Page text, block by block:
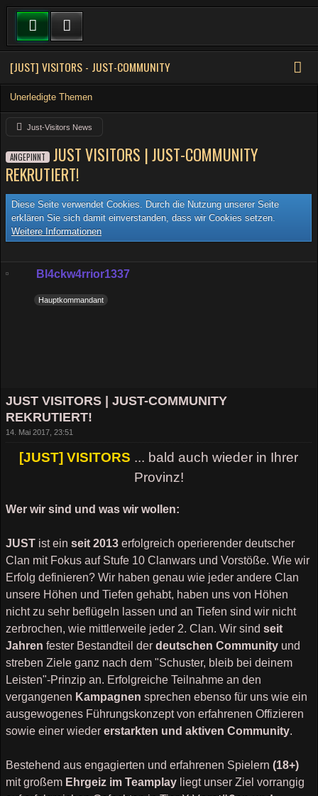
[JUST] VISITORS - JUST-COMMUNITY
Unerledigte Themen
Just-Visitors News
ANGEPINNT
JUST VISITORS | JUST-COMMUNITY
REKRUTIERT!
Diese Seite verwendet Cookies. Durch die Nutzung unserer Seite
erklären Sie sich damit einverstanden, dass wir Cookies setzen.
Weitere Informationen
Bl4ckw4rrior1337
Hauptkommandant
JUST VISITORS | JUST-COMMUNITY
REKRUTIERT!
14. Mai 2017, 23:51
[JUST] VISITORS ... bald auch wieder in Ihrer
Provinz!
Wer wir sind und was wir wollen:
JUST ist ein seit 2013 erfolgreich operierender deutscher
Clan mit Fokus auf Stufe 10 Clanwars und Vorstöße. Wie wir
Erfolg definieren? Wir haben genau wie jeder andere Clan
unsere Höhen und Tiefen gehabt, haben uns von Höhen
nicht zu sehr beflügeln lassen und an Tiefen sind wir nicht
zerbrochen, wie mittlerweile jeder 2. Clan. Wir sind seit
Jahren fester Bestandteil der deutschen Community und
streben Ziele ganz nach dem "Schuster, bleib bei deinem
Leisten"-Prinzip an. Erfolgreiche Teilnahme an den
vergangenen Kampagnen sprechen ebenso für uns wie ein
ausgewogenes Führungskonzept von erfahrenen Offizieren
sowie einer wieder erstarkten und aktiven Community.
Bestehend aus engagierten und erfahrenen Spielern (18+)
mit großem Ehrgeiz im Teamplay liegt unser Ziel vorrangig